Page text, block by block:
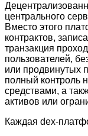
центрального
Вместо этого
контрактов,
транзакция
пользователей,
или продвинутых
полный контроль
средствами, а
активов или
Каждая dex-